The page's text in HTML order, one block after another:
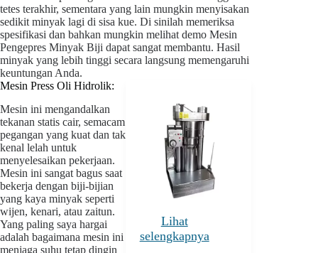
tetes terakhir, sementara yang lain mungkin menyisakan
sedikit minyak lagi di sisa kue. Di sinilah memeriksa
spesifikasi dan bahkan mungkin melihat demo Mesin
Pengepres Minyak Biji dapat sangat membantu. Hasil
minyak yang lebih tinggi secara langsung memengaruhi
keuntungan Anda.
Mesin Press Oli Hidrolik:
Mesin ini mengandalkan
tekanan statis cair, semacam
pegangan yang kuat dan tak
kenal lelah untuk
menyelesaikan pekerjaan.
Mesin ini sangat bagus saat
bekerja dengan biji-bijian
yang kaya minyak seperti
wijen, kenari, atau zaitun.
Yang paling saya hargai
adalah bagaimana mesin ini
menjaga suhu tetap dingin
Lihat
selengkapnya